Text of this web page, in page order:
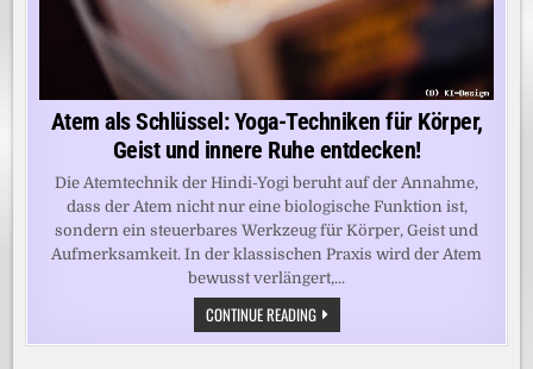
Atem als Schlüssel: Yoga-Techniken für Körper,
Geist und innere Ruhe entdecken!
Die Atemtechnik der Hindi-Yogi beruht auf der Annahme,
dass der Atem nicht nur eine biologische Funktion ist,
sondern ein steuerbares Werkzeug für Körper, Geist und
Aufmerksamkeit. In der klassischen Praxis wird der Atem
bewusst verlängert,...
CONTINUE READINGATEM
ALS
SCHLÜSSEL: